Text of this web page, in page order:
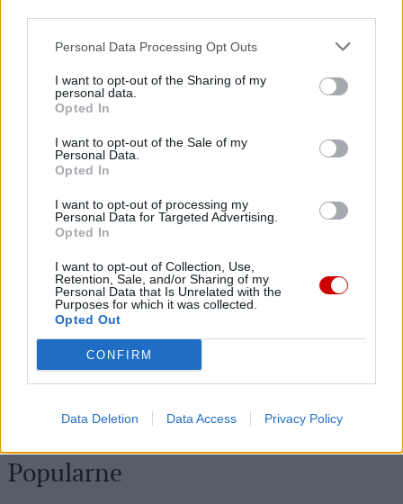
Personal Data Processing Opt Outs
I want to opt-out of the Sharing of my
personal data.
Opted In
I want to opt-out of the Sale of my
Personal Data.
Opted In
I want to opt-out of processing my
Personal Data for Targeted Advertising.
Opted In
I want to opt-out of Collection, Use,
Retention, Sale, and/or Sharing of my
Personal Data that Is Unrelated with the
Purposes for which it was collected.
Opted Out
CONFIRM
Data Deletion Data Access Privacy Policy
Najnowsze
Papież: w św. Agacie kontemplujemy zwycięstwo miłości nad
śmiercią
08 sierpnia 2026 | 16:32
Paola Kafira o islamie: Nie możemy już dłużej milczeć
Pieszo do Matki Bożej – z Great Meadows do Amerykańskiej
Częstochowy
08 sierpnia 2026 | 15:46
23. Piesza Pielgrzymka Diecezji Świdnickiej na Jasnej Górze
08 sierpnia 2026 | 15:11
Odwołano katolicki pogrzeb znanego włoskiego gitarzysty, który
był masonem
„Kazanie św. Pawła w Atenach” – arras Rafaela w Castel
Popularne